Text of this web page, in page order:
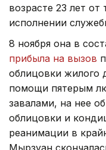
возрасте 23 лет
исполнении
8 ноября она в
прибыла на вызов
облицовки жилого
помощи пятерым
завалами, на нее
облицовки и
реанимации в